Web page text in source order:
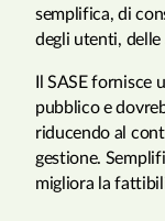
semplifica, di
degli utenti,
Il SASE fornisce
pubblico e
riducendo al
gestione.
migliora la